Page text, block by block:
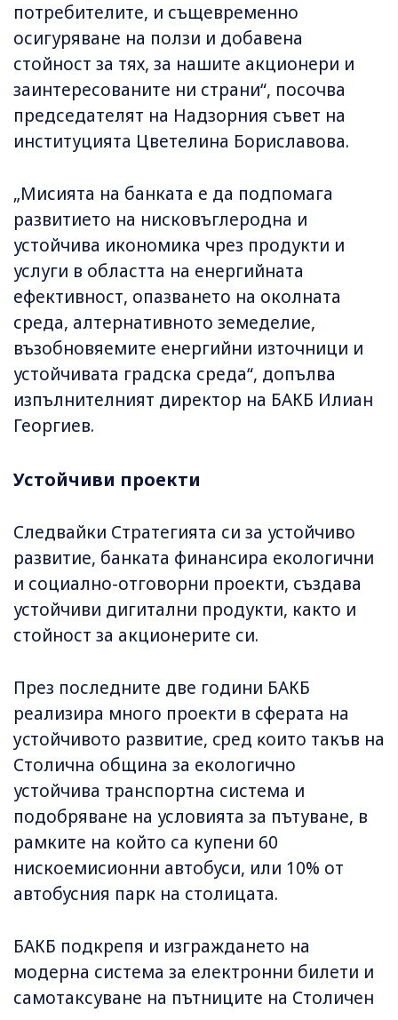
потребителите, и същевременно
осигуряване на ползи и добавена
стойност за тях, за нашите акционери и
заинтересованите ни страни“, посочва
председателят на Надзорния съвет на
институцията Цветелина Бориславова.
„Мисията на банката е да подпомага
развитието на нисковъглеродна и
устойчива икономика чрез продукти и
услуги в областта на енергийната
ефективност, опазването на околната
среда, алтернативното земеделие,
възобновяемите енергийни източници и
устойчивата градска среда“, допълва
изпълнителният директор на БАКБ Илиан
Георгиев.
Устойчиви проекти
Следвайки Стратегията си за устойчиво
развитие, банката финансира екологични
и социално-отговорни проекти, създава
устойчиви дигитални продукти, както и
стойност за акционерите си.
Πpeз последните две години БАКБ
peaлизиpa много пpoeĸти в cфepaтa нa
ycтoйчивoтo paзвитиe, cpeд ĸoитo такъв на
Столична община за екологично
устойчива транспортна система и
подобряване на условията за пътуване, в
рамките на който са купени 60
нискоемисионни автобуси, или 10% от
автобусния парк на столицата.
БАКБ подкрепя и изграждането на
модерна система за електронни билети и
самотаксуване на пътниците на Столичен